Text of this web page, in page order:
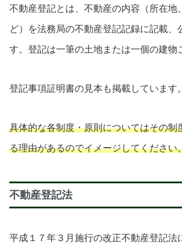
不動産登記とは、不動産の内容（所在地
ど）を法務局の不動産登記記録に記載、
す。登記は一筆の土地または一個の建物
登記事項証明書の見本も掲載しています。
具体的な各制度・原則についてはその制
る理由があるのでイメージしてください
不動産登記法
平成１７年３月施行の改正不動産登記法